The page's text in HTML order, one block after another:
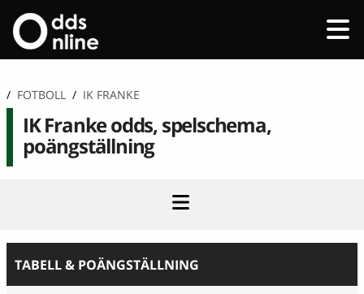
/ FOTBOLL / IK FRANKE
IK Franke odds, spelschema,
poängställning
TABELL & POÄNGSTÄLLNING